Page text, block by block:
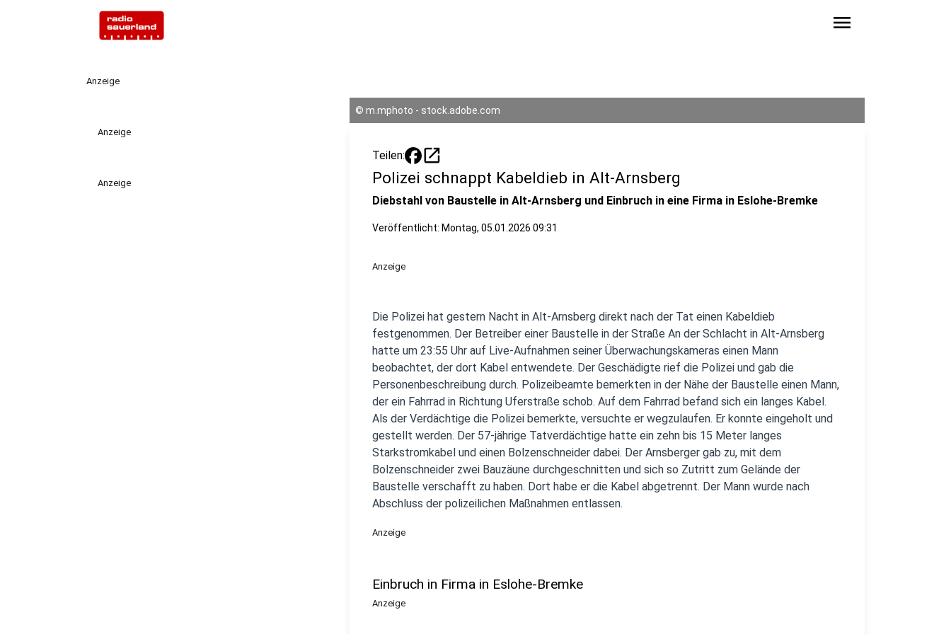
menu
Anzeige
Anzeige
Anzeige
© m.mphoto - stock.adobe.com
Teilen: open_in_new
Polizei schnappt Kabeldieb in Alt-Arnsberg
Diebstahl von Baustelle in Alt-Arnsberg und Einbruch in eine Firma in Eslohe-Bremke
Veröffentlicht: Montag, 05.01.2026 09:31
Anzeige
Die Polizei hat gestern Nacht in Alt-Arnsberg direkt nach der Tat einen Kabeldieb
festgenommen. Der Betreiber einer Baustelle in der Straße An der Schlacht in Alt-Arnsberg
hatte um 23:55 Uhr auf Live-Aufnahmen seiner Überwachungskameras einen Mann
beobachtet, der dort Kabel entwendete. Der Geschädigte rief die Polizei und gab die
Personenbeschreibung durch. Polizeibeamte bemerkten in der Nähe der Baustelle einen Mann,
der ein Fahrrad in Richtung Uferstraße schob. Auf dem Fahrrad befand sich ein langes Kabel.
Als der Verdächtige die Polizei bemerkte, versuchte er wegzulaufen. Er konnte eingeholt und
gestellt werden. Der 57-jährige Tatverdächtige hatte ein zehn bis 15 Meter langes
Starkstromkabel und einen Bolzenschneider dabei. Der Arnsberger gab zu, mit dem
Bolzenschneider zwei Bauzäune durchgeschnitten und sich so Zutritt zum Gelände der
Baustelle verschafft zu haben. Dort habe er die Kabel abgetrennt. Der Mann wurde nach
Abschluss der polizeilichen Maßnahmen entlassen.
Anzeige
Einbruch in Firma in Eslohe-Bremke
Anzeige